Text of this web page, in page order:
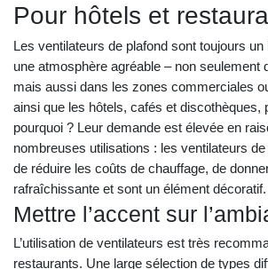
Pour hôtels et
Les ventilateurs de plafond sont toujours
une atmosphère agréable – non seulement
mais aussi dans les zones commerciales
ainsi que les hôtels, cafés et discothèques,
pourquoi ? Leur demande est élevée en
nombreuses utilisations : les ventilateurs
de réduire les coûts de chauffage, de
rafraîchissante et sont un élément décoratif.
Mettre l’accent sur
L’utilisation de ventilateurs est très
restaurants. Une large sélection de types